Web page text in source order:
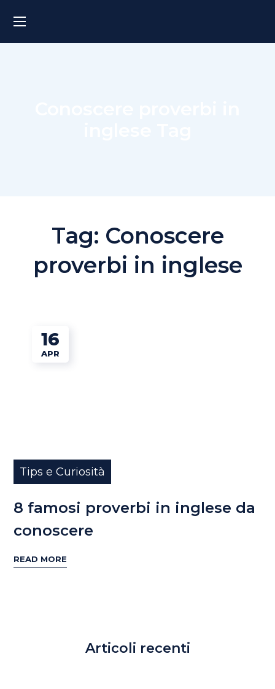
Tag: Conoscere
proverbi in inglese
16
APR
Tips e Curiosità
8 famosi proverbi in inglese da
conoscere
READ MORE
Articoli recenti